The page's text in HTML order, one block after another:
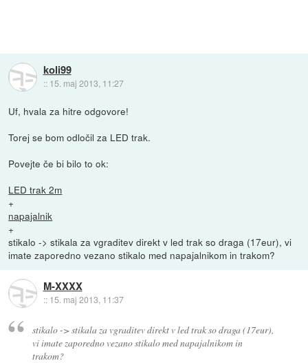
koli99
:: 15. maj 2013, 11:27
Uf, hvala za hitre odgovore!
Torej se bom odločil za LED trak.
Povejte če bi bilo to ok:
LED trak 2m
+
napajalnik
+
stikalo -> stikala za vgraditev direkt v led trak so draga (17eur), vi
imate zaporedno vezano stikalo med napajalnikom in trakom?
M-XXXX
:: 15. maj 2013, 11:37
stikalo -> stikala za vgraditev direkt v led trak so draga (17eur),
vi imate zaporedno vezano stikalo med napajalnikom in
trakom?